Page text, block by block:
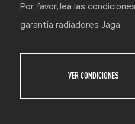
Por favor, lea las
garantía radiadores Jaga
VER CONDICIONES